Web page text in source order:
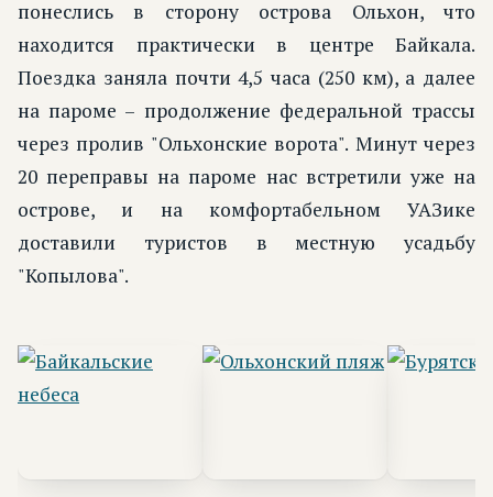
понеслись в сторону острова Ольхон, что
находится практически в центре Байкала.
Поездка заняла почти 4,5 часа (250 км), а далее
на пароме – продолжение федеральной трассы
через пролив "Ольхонские ворота". Минут через
20 переправы на пароме нас встретили уже на
острове, и на комфортабельном УАЗике
доставили туристов в местную усадьбу
"Копылова".